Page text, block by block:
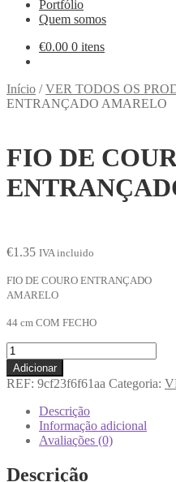
Portfólio
Quem somos
€0.00 0 itens
Início /VER TODOS OS
ENTRANÇADO AMARELO
FIO DE
€1.35 IVA incluido
FIO DE COURO ENTRANÇADO
AMARELO
44 cm COM FECHO
Adicionar
REF: 9cf23f6f61aa Categoria:
Descrição
Informação adicional
Avaliações (0)
Descrição